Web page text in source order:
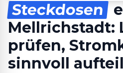
Steckdosen
Mellrichstadt:
prüfen,
sinnvoll